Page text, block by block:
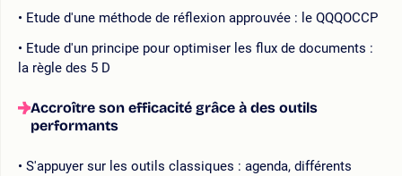
Etude d'une méthode de réflexion approuvée : le QQQOCCP
Etude d'un principe pour optimiser les flux de documents :
la règle des 5 D
Accroître son efficacité grâce à des outils
performants
S'appuyer sur les outils classiques : agenda, différents